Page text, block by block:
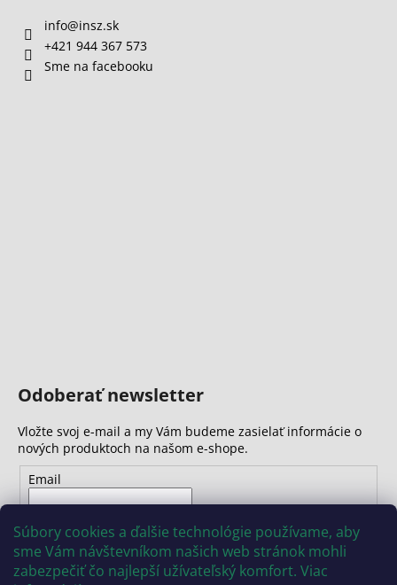
Súbory cookies a ďalšie technológie používame, aby
sme Vám návštevníkom našich web stránok mohli
zabezpečiť čo najlepší užívateľský komfort. Viac
info@insz.sk
+421 944 367 573
Sme na facebooku
Odoberať newsletter
Vložte svoj e-mail a my Vám budeme zasielať informácie o
nových produktoch na našom e-shope.
Email
osobných údajov
PRIHLÁSIŤ SA